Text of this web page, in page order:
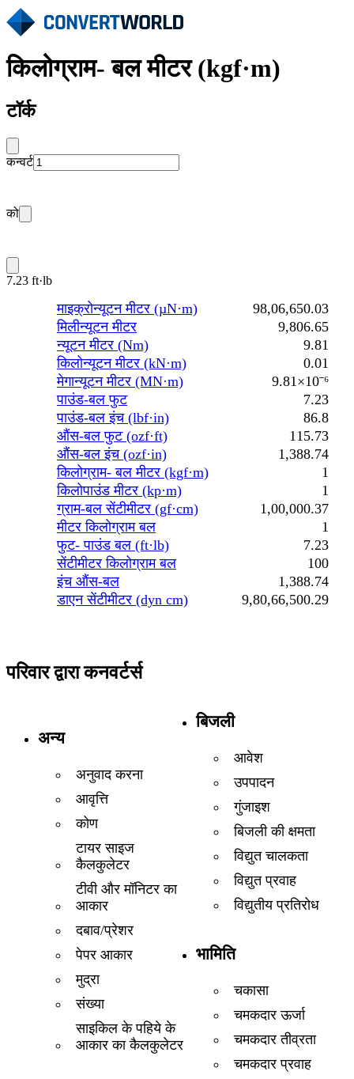
किलोग्राम- बल मीटर (kgf·m)
टॉर्क
कन्वर्ट
को
7.23 ft·lb
माइक्रोन्यूटन मीटर (µN·m)
98,06,650.03
मिलीन्यूटन मीटर
9,806.65
न्यूटन मीटर (Nm)
9.81
किलोन्यूटन मीटर (kN·m)
0.01
मेगान्यूटन मीटर (MN·m)
9.81×10⁻⁶
पाउंड-बल फुट
7.23
पाउंड-बल इंच (lbf·in)
86.8
औंस-बल फुट (ozf·ft)
115.73
औंस-बल इंच (ozf·in)
1,388.74
किलोग्राम- बल मीटर (kgf·m)
1
किलोपाउंड मीटर (kp·m)
1
ग्राम-बल सेंटीमीटर (gf·cm)
1,00,000.37
मीटर किलोग्राम बल
1
फुट- पाउंड बल (ft·lb)
7.23
सेंटीमीटर किलोग्राम बल
100
इंच औंस-बल
1,388.74
डाएन सेंटीमीटर (dyn cm)
9,80,66,500.29
परिवार द्वारा कनवर्टर्स
अन्य
अनुवाद करना
आवृत्ति
कोण
टायर साइज
कैलकुलेटर
टीवी और मॉनिटर का
आकार
दबाव/प्रेशर
पेपर आकार
मुद्रा
संख्या
साइकिल के पहिये के
आकार का कैलकुलेटर
बिजली
आवेश
उपपादन
गुंजाइश
बिजली की क्षमता
विद्युत चालकता
विद्युत प्रवाह
विद्युतीय प्रतिरोध
भामिति
चकासा
चमकदार ऊर्जा
चमकदार तीव्रता
चमकदार प्रवाह